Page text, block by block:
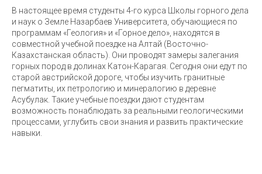
В настоящее время студенты 4-го курса Школы горного дела
и наук о Земле Назарбаев Университета, обучающиеся по
программам «Геология» и «Горное дело», находятся в
совместной учебной поездке на Алтай (Восточно-
Казахстанская область). Они проводят замеры залегания
горных пород в долинах Катон-Карагая. Сегодня они едут по
старой австрийской дороге, чтобы изучить гранитные
пегматиты, их петрологию и минералогию в деревне
Асубулак. Такие учебные поездки дают студентам
возможность понаблюдать за реальными геологическими
процессами, углубить свои знания и развить практические
навыки.